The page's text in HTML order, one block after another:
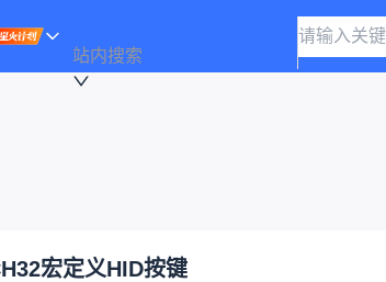
站内搜索
宏定义HID按键